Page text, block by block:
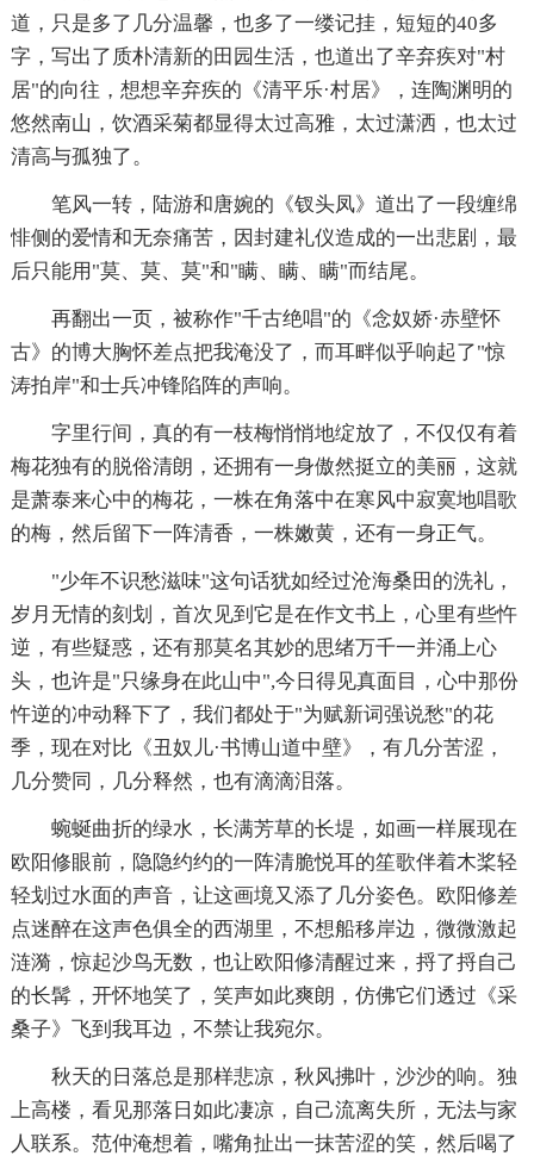
道，只是多了几分温馨，也多了一缕记挂，短短的40多
字，写出了质朴清新的田园生活，也道出了辛弃疾对"村
居"的向往，想想辛弃疾的《清平乐·村居》，连陶渊明的
悠然南山，饮酒采菊都显得太过高雅，太过潇洒，也太过
清高与孤独了。
笔风一转，陆游和唐婉的《钗头凤》道出了一段缠绵
悱侧的爱情和无奈痛苦，因封建礼仪造成的一出悲剧，最
后只能用"莫、莫、莫"和"瞒、瞒、瞒"而结尾。
再翻出一页，被称作"千古绝唱"的《念奴娇·赤壁怀
古》的博大胸怀差点把我淹没了，而耳畔似乎响起了"惊
涛拍岸"和士兵冲锋陷阵的声响。
字里行间，真的有一枝梅悄悄地绽放了，不仅仅有着
梅花独有的脱俗清朗，还拥有一身傲然挺立的美丽，这就
是萧泰来心中的梅花，一株在角落中在寒风中寂寞地唱歌
的梅，然后留下一阵清香，一株嫩黄，还有一身正气。
"少年不识愁滋味"这句话犹如经过沧海桑田的洗礼，
岁月无情的刻划，首次见到它是在作文书上，心里有些忤
逆，有些疑惑，还有那莫名其妙的思绪万千一并涌上心
头，也许是"只缘身在此山中",今日得见真面目，心中那份
忤逆的冲动释下了，我们都处于"为赋新词强说愁"的花
季，现在对比《丑奴儿·书博山道中壁》，有几分苦涩，
几分赞同，几分释然，也有滴滴泪落。
蜿蜒曲折的绿水，长满芳草的长堤，如画一样展现在
欧阳修眼前，隐隐约约的一阵清脆悦耳的笙歌伴着木桨轻
轻划过水面的声音，让这画境又添了几分姿色。欧阳修差
点迷醉在这声色俱全的西湖里，不想船移岸边，微微激起
涟漪，惊起沙鸟无数，也让欧阳修清醒过来，捋了捋自己
的长髯，开怀地笑了，笑声如此爽朗，仿佛它们透过《采
桑子》飞到我耳边，不禁让我宛尔。
秋天的日落总是那样悲凉，秋风拂叶，沙沙的响。独
上高楼，看见那落日如此凄凉，自己流离失所，无法与家
人联系。范仲淹想着，嘴角扯出一抹苦涩的笑，然后喝了